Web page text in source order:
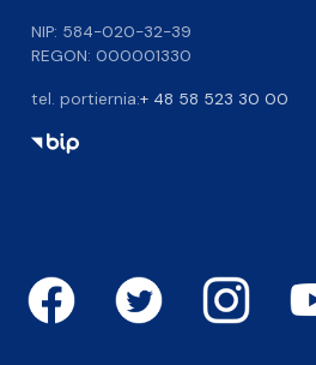
NIP: 584-020-32-39
REGON: 000001330
tel. portiernia:+ 48 58 523 30 00